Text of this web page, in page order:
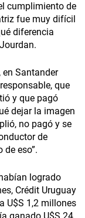
cumplimiento de
fue muy difícil
diferencia
Santander
que
y que pagó
dejar la imagen
no pagó y se
de
eso”.
logrado
Crédit Uruguay
U$S 1,2 millones